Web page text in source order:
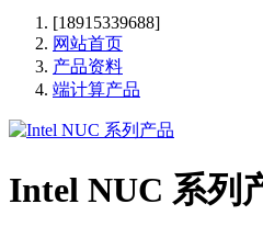
[18915339688]
网站首页
产品资料
端计算产品
Intel NUC 系列